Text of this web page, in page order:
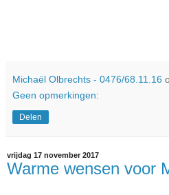
Michaël Olbrechts - 0476/68.11.16
Geen opmerkingen:
Delen
vrijdag 17 november 2017
Warme wensen voor